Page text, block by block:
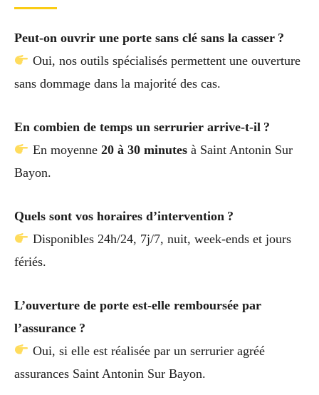
Peut-on ouvrir une porte sans clé sans la casser ?
Oui, nos outils spécialisés permettent une ouverture
sans dommage dans la majorité des cas.
En combien de temps un serrurier arrive-t-il ?
En moyenne 20 à 30 minutesà Saint Antonin Sur
Bayon.
Quels sont vos horaires d’intervention ?
Disponibles 24h/24, 7j/7, nuit, week-ends et jours
fériés.
L’ouverture de porte est-elle remboursée par
l’assurance ?
Oui, si elle est réalisée par un serrurier agréé
assurances Saint Antonin Sur Bayon.